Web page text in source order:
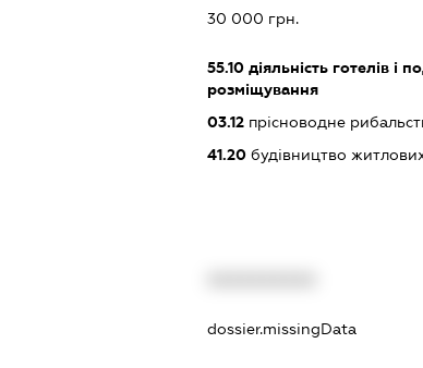
30 000 грн.
55.10 діяльність готелів і
розміщування
03.12 прісноводне
41.20 будівництво
dossier.missingData